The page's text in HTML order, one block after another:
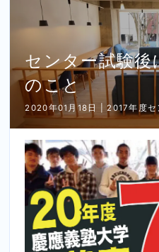
センター試験
のこと
2020年01月18日 | 2017年度セ